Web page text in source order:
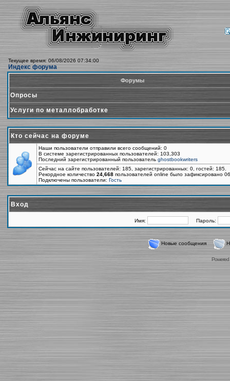
Текущее время: 06/08/2026 07:34:00
Индекс форума
Форумы
Опросы
Услуги по металлобработке
Кто сейчас на форуме
Наши пользователи отправили всего сообщений: 0
В системе зарегистрированных пользователей: 103,303
Последний зарегистрированный пользователь ghostbookwriters
Сейчас на сайте пользователей: 185, зарегистрированных: 0, гостей:
Рекордное количество 24,668 пользователей online было зафиксировано
Подключены пользователи: Гость
Вход
Имя: Пароль:
Новые сообщения